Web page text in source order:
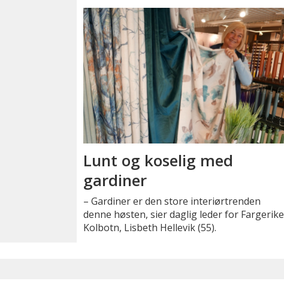
Lunt og koselig med
gardiner
– Gardiner er den store interiørtrenden
denne høsten, sier daglig leder for Fargerike
Kolbotn, Lisbeth Hellevik (55).